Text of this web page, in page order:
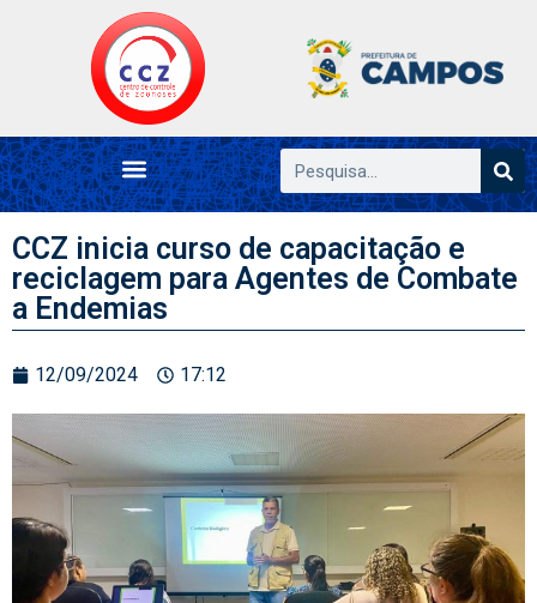
CCZ inicia curso de capacitação e
reciclagem para Agentes de Combate
a Endemias
12/09/2024 17:12